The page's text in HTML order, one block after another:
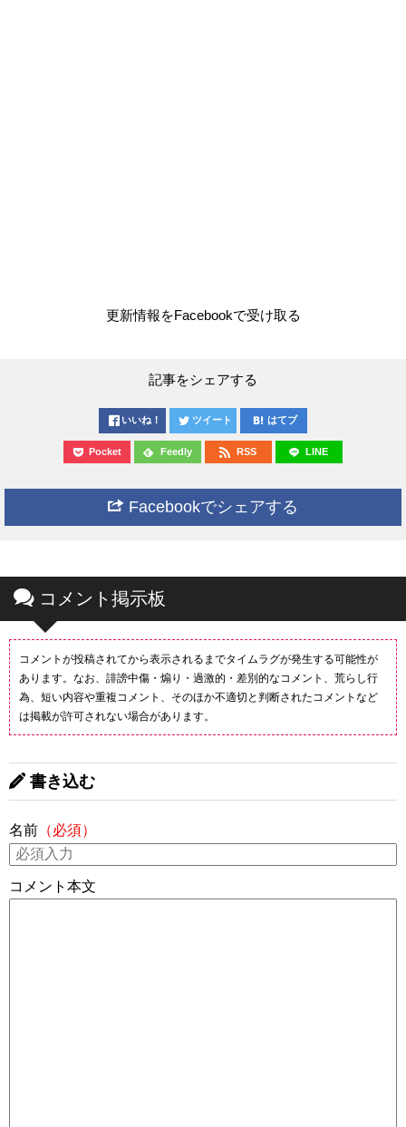
更新情報をFacebookで受け取る
記事をシェアする
いいね！ ツイート はてブ
Pocket Feedly RSS LINE
Facebookでシェアする
コメント掲示板
コメントが投稿されてから表示されるまでタイムラグが発生する可能性が
あります。なお、誹謗中傷・煽り・過激的・差別的なコメント、荒らし行
為、短い内容や重複コメント、そのほか不適切と判断されたコメントなど
は掲載が許可されない場合があります。
書き込む
名前 （必須）
コメント本文